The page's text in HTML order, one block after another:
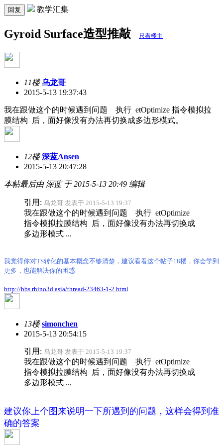
回复 教学汇集
Gyroid Surface造型推敲 只看楼主
11楼 乌龙哥
2015-5-13 19:37:43
我在跟做这个的时候遇到问题 执行 etOptimize 指令模拟拉
膜结构 后，面好像没有办法再切换成多边形模式。
12楼 深蓝Ansen
2015-5-13 20:47:28
本帖最后由 深蓝 于 2015-5-13 20:49 编辑
引用: 乌龙哥 发表于 2015-5-13 19:37
我在跟做这个的时候遇到问题 执行 etOptimize
指令模拟拉膜结构 后，面好像没有办法再切换成
多边形模式 ...
我觉得你对TS转化的基本概念不够清楚，建议看看这个帖子18楼，你会学到
更多，也能解决你的困惑
http://bbs.rhino3d.asia/thread-23463-1-2.html
13楼 simonchen
2015-5-13 20:54:15
引用: 乌龙哥 发表于 2015-5-13 19:37
我在跟做这个的时候遇到问题 执行 etOptimize
指令模拟拉膜结构 后，面好像没有办法再切换成
多边形模式 ...
建议你上个图来说明一下所遇到的问题，这样会得到准
确的答案